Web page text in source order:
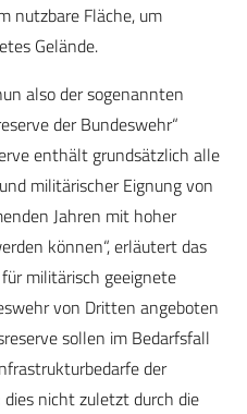
nutzbare Fläche, um
Gelände.
also der sogenannten
der Bundeswehr“
enthält grundsätzlich alle
militärischer Eignung von
Jahren mit hoher
können“, erläutert das
für militärisch geeignete
von Dritten angeboten
sollen im Bedarfsfall
der
nicht zuletzt durch die